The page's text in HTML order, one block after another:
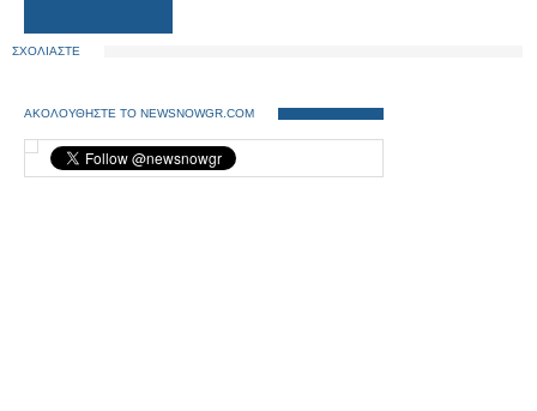
ΣΧΟΛΙΑΣΤΕ
ΑΚΟΛΟΥΘΗΣΤΕ ΤΟ NEWSNOWGR.COM